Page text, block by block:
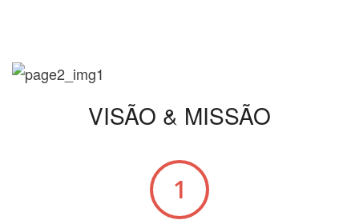
VISÃO & MISSÃO